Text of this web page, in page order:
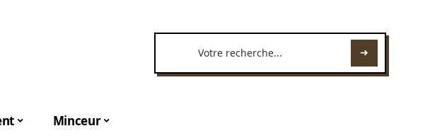
Minceur